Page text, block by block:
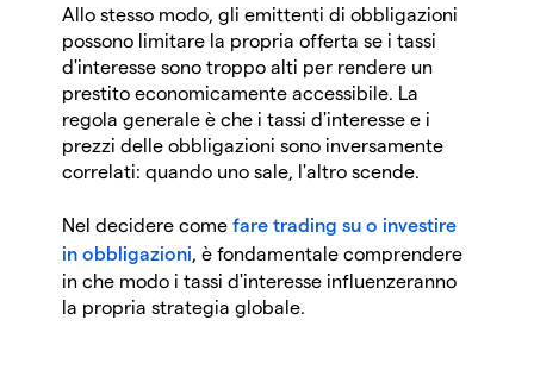
Allo stesso modo, gli emittenti di obbligazioni
possono limitare la propria offerta se i tassi
d'interesse sono troppo alti per rendere un
prestito economicamente accessibile. La
regola generale è che i tassi d'interesse e i
prezzi delle obbligazioni sono inversamente
correlati: quando uno sale, l'altro scende.
Nel decidere come fare trading su o investire
in obbligazioni, è fondamentale comprendere
in che modo i tassi d'interesse influenzeranno
la propria strategia globale.